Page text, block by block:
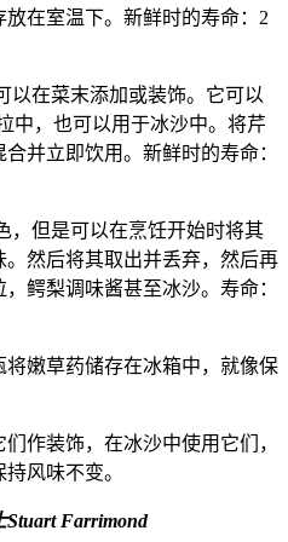
在室温下。新鲜时的寿命：2
以在菜末添加或装饰。它可以
中，也可以用于冰沙中。将芹
并立即饮用。新鲜时的寿命：
，但是可以在烹饪开始时将其
然后将其取出并丢弃，然后再
鳄梨调味酱甚至冰沙。寿命：
嫩草药储存在冰箱中，就像保
作装饰，在冰沙中使用它们，
风味不变。
Farrimond